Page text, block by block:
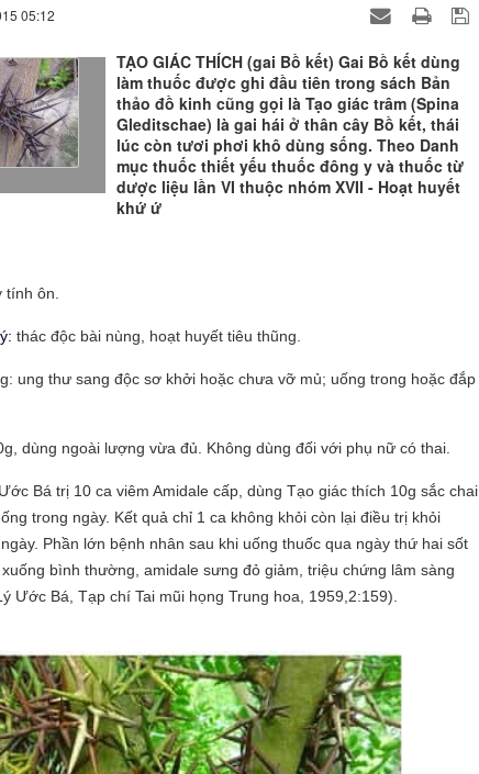
05:12
TẠO GIÁC THÍCH (gai Bồ kết) Gai Bồ kết dùng
làm thuốc được ghi đầu tiên trong sách Bản
thảo đồ kinh cũng gọi là Tạo giác trâm (Spina
Gleditschae) là gai hái ở thân cây Bồ kết, thái
lúc còn tươi phơi khô dùng sống. Theo Danh
mục thuốc thiết yếu thuốc đông y và thuốc từ
dược liệu lần VI thuộc nhóm XVII - Hoạt huyết
khứ ứ
tính ôn.
thác độc bài nùng, hoạt huyết tiêu thũng.
ung thư sang độc sơ khởi hoặc chưa vỡ mủ; uống trong hoặc đắp
dùng ngoài lượng vừa đủ. Không dùng đối với phụ nữ có thai.
Bá trị 10 ca viêm Amidale cấp, dùng Tạo giác thích 10g sắc chai
trong ngày. Kết quả chỉ 1 ca không khỏi còn lại điều trị khỏi
Phần lớn bệnh nhân sau khi uống thuốc qua ngày thứ hai sốt
bình thường, amidale sưng đỏ giảm, triệu chứng lâm sàng
Ước Bá, Tạp chí Tai mũi họng Trung hoa, 1959,2:159).